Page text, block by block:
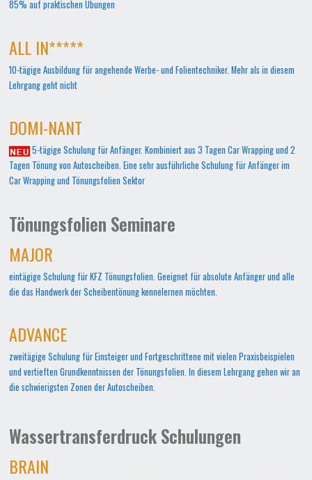
85% auf praktischen Übungen
ALL IN*****
10-tägige Ausbildung für angehende Werbe- und Folientechniker. Mehr als in diesem
Lehrgang geht nicht
DOMI-NANT
5-tägige Schulung für Anfänger. Kombiniert aus 3 Tagen Car Wrapping und 2
Tagen Tönung von Autoscheiben. Eine sehr ausführliche Schulung für Anfänger im
Car Wrapping und Tönungsfolien Sektor
Tönungsfolien Seminare
MAJOR
eintägige Schulung für KFZ Tönungsfolien. Geeignet für absolute Anfänger und alle
die das Handwerk der Scheibentönung kennelernen möchten.
ADVANCE
zweitägige Schulung für Einsteiger und Fortgeschrittene mit vielen Praxisbeispielen
und vertieften Grundkenntnissen der Tönungsfolien. In diesem Lehrgang gehen wir an
die schwierigsten Zonen der Autoscheiben.
Wassertransferdruck Schulungen
BRAIN